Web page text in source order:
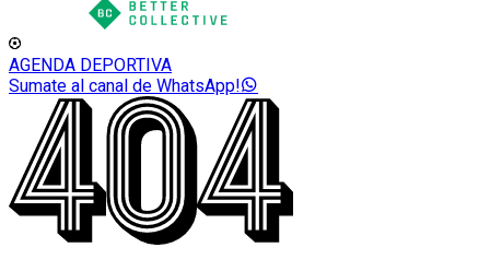
AGENDA DEPORTIVA
Sumate al canal de WhatsApp!